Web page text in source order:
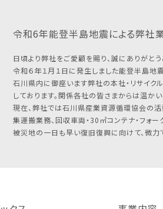
令和6年能登半島地震による弊社
日頃より弊社をご愛顧を賜り、誠にありがとう
令和６年１月１日に発生しました能登半島地
石川県内に御座います弊社の本社・リサイク
しております。関係各社の皆さまからは温か
現在、弊社では石川県産業資源循環協会の活
集運搬業務、回収車両・30㎥コンテナ・フォー
被災地の一日も早い復旧復興に向けて、微力